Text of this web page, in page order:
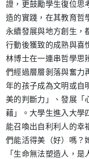
證，更鼓勵學生復位思
造的實踐，在其教育哲
永續發展與地方創生，
行動後獲致的成熟與喜
林博士在一連串哲學思
們經過層層剝落與奮力
年的孩子成為文明或自
美的判斷力」、發展「
藉」。大學生進入大學
能召喚出自利利人的幸
們能活得美（好）嗎？
「生命無法塑造人，是